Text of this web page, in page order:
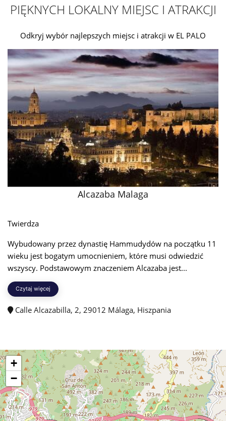
PIĘKNYCH LOKALNY MIEJSC I ATRAKCJI
Odkryj wybór najlepszych miejsc i atrakcji w EL PALO
Alcazaba Malaga
Twierdza
Wybudowany przez dynastię Hammudydów na początku 11
wieku jest bogatym umocnieniem, które musi odwiedzić
wszyscy. Podstawowym znaczeniem Alcazaba jest...
Czytaj więcej
Calle Alcazabilla, 2, 29012 Málaga, Hiszpania
+
−